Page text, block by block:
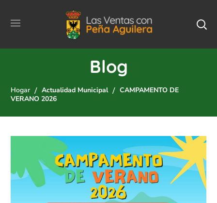
Blog
Hogar Actualidad Municipal
CAMPAMENTO DE
VERANO 2026